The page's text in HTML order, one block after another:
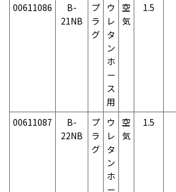
00611086
B-
21NB
プ
ラ
グ
ウ
レ
タ
ン
ホ
ー
ス
用
空
気
1.5
00611087
B-
22NB
プ
ラ
グ
ウ
レ
タ
ン
ホ
ー
空
気
1.5